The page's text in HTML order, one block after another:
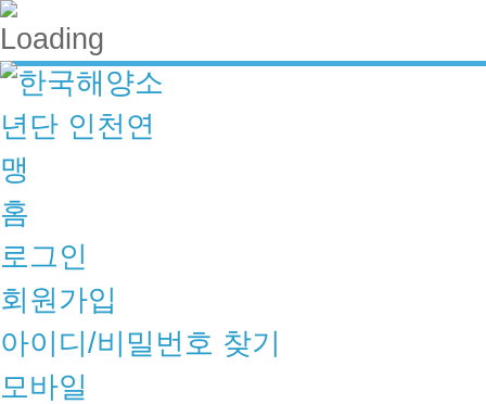
홈
로그인
회원가입
아이디/비밀번호 찾기
모바일